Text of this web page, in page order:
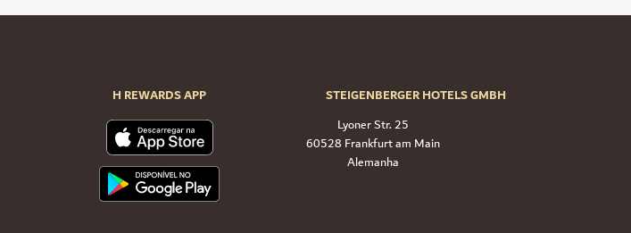
H REWARDS APP
STEIGENBERGER HOTELS GMBH
Lyoner Str. 25
60528 Frankfurt am Main
Alemanha